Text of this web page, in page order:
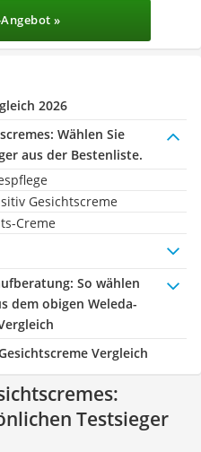
»
2026
Wählen Sie
aus der Bestenliste.
Gesichtscreme
Creme
: So wählen
dem obigen Weleda-
Vergleich
Testsieger